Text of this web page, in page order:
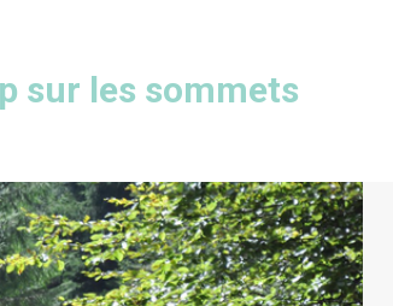
sur les sommets